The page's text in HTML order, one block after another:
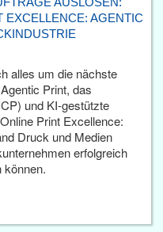
EXCELLENCE: AGENTIC
alles um die nächste
Print, das
und KI-gestützte
Print Excellence:
Druck und Medien
erfolgreich
können.